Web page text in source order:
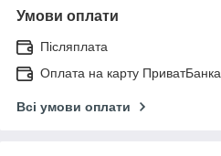
Умови оплати
Післяплата
Оплата на карту ПриватБанка
Всі умови оплати